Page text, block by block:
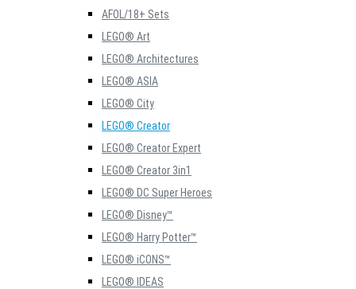
AFOL/18+ Sets
LEGO® Art
LEGO® Architectures
LEGO® ASIA
LEGO® City
LEGO® Creator
LEGO® Creator Expert
LEGO® Creator 3in1
LEGO® DC Super Heroes
LEGO® Disney™
LEGO® Harry Potter™
LEGO® iCONS™
LEGO® IDEAS